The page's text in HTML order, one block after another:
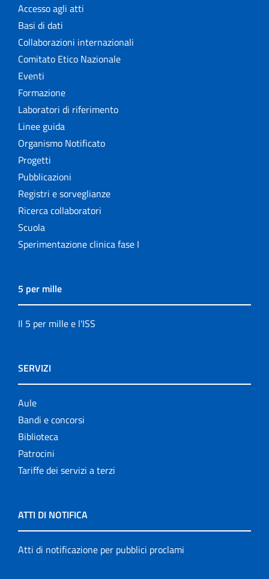
Accesso agli atti
Basi di dati
Collaborazioni internazionali
Comitato Etico Nazionale
Eventi
Formazione
Laboratori di riferimento
Linee guida
Organismo Notificato
Progetti
Pubblicazioni
Registri e sorveglianze
Ricerca collaboratori
Scuola
Sperimentazione clinica fase I
5 per mille
Il 5 per mille e l'ISS
SERVIZI
Aule
Bandi e concorsi
Biblioteca
Patrocini
Tariffe dei servizi a terzi
ATTI DI NOTIFICA
Atti di notificazione per pubblici proclami